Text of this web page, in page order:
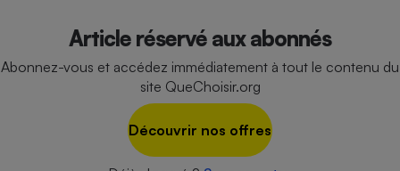
Article réservé aux abonnés
Abonnez-vous et accédez immédiatement à tout le contenu du
site QueChoisir.org
Découvrir nos offres
Climatiseur -
Ventilateur
Ventilateur